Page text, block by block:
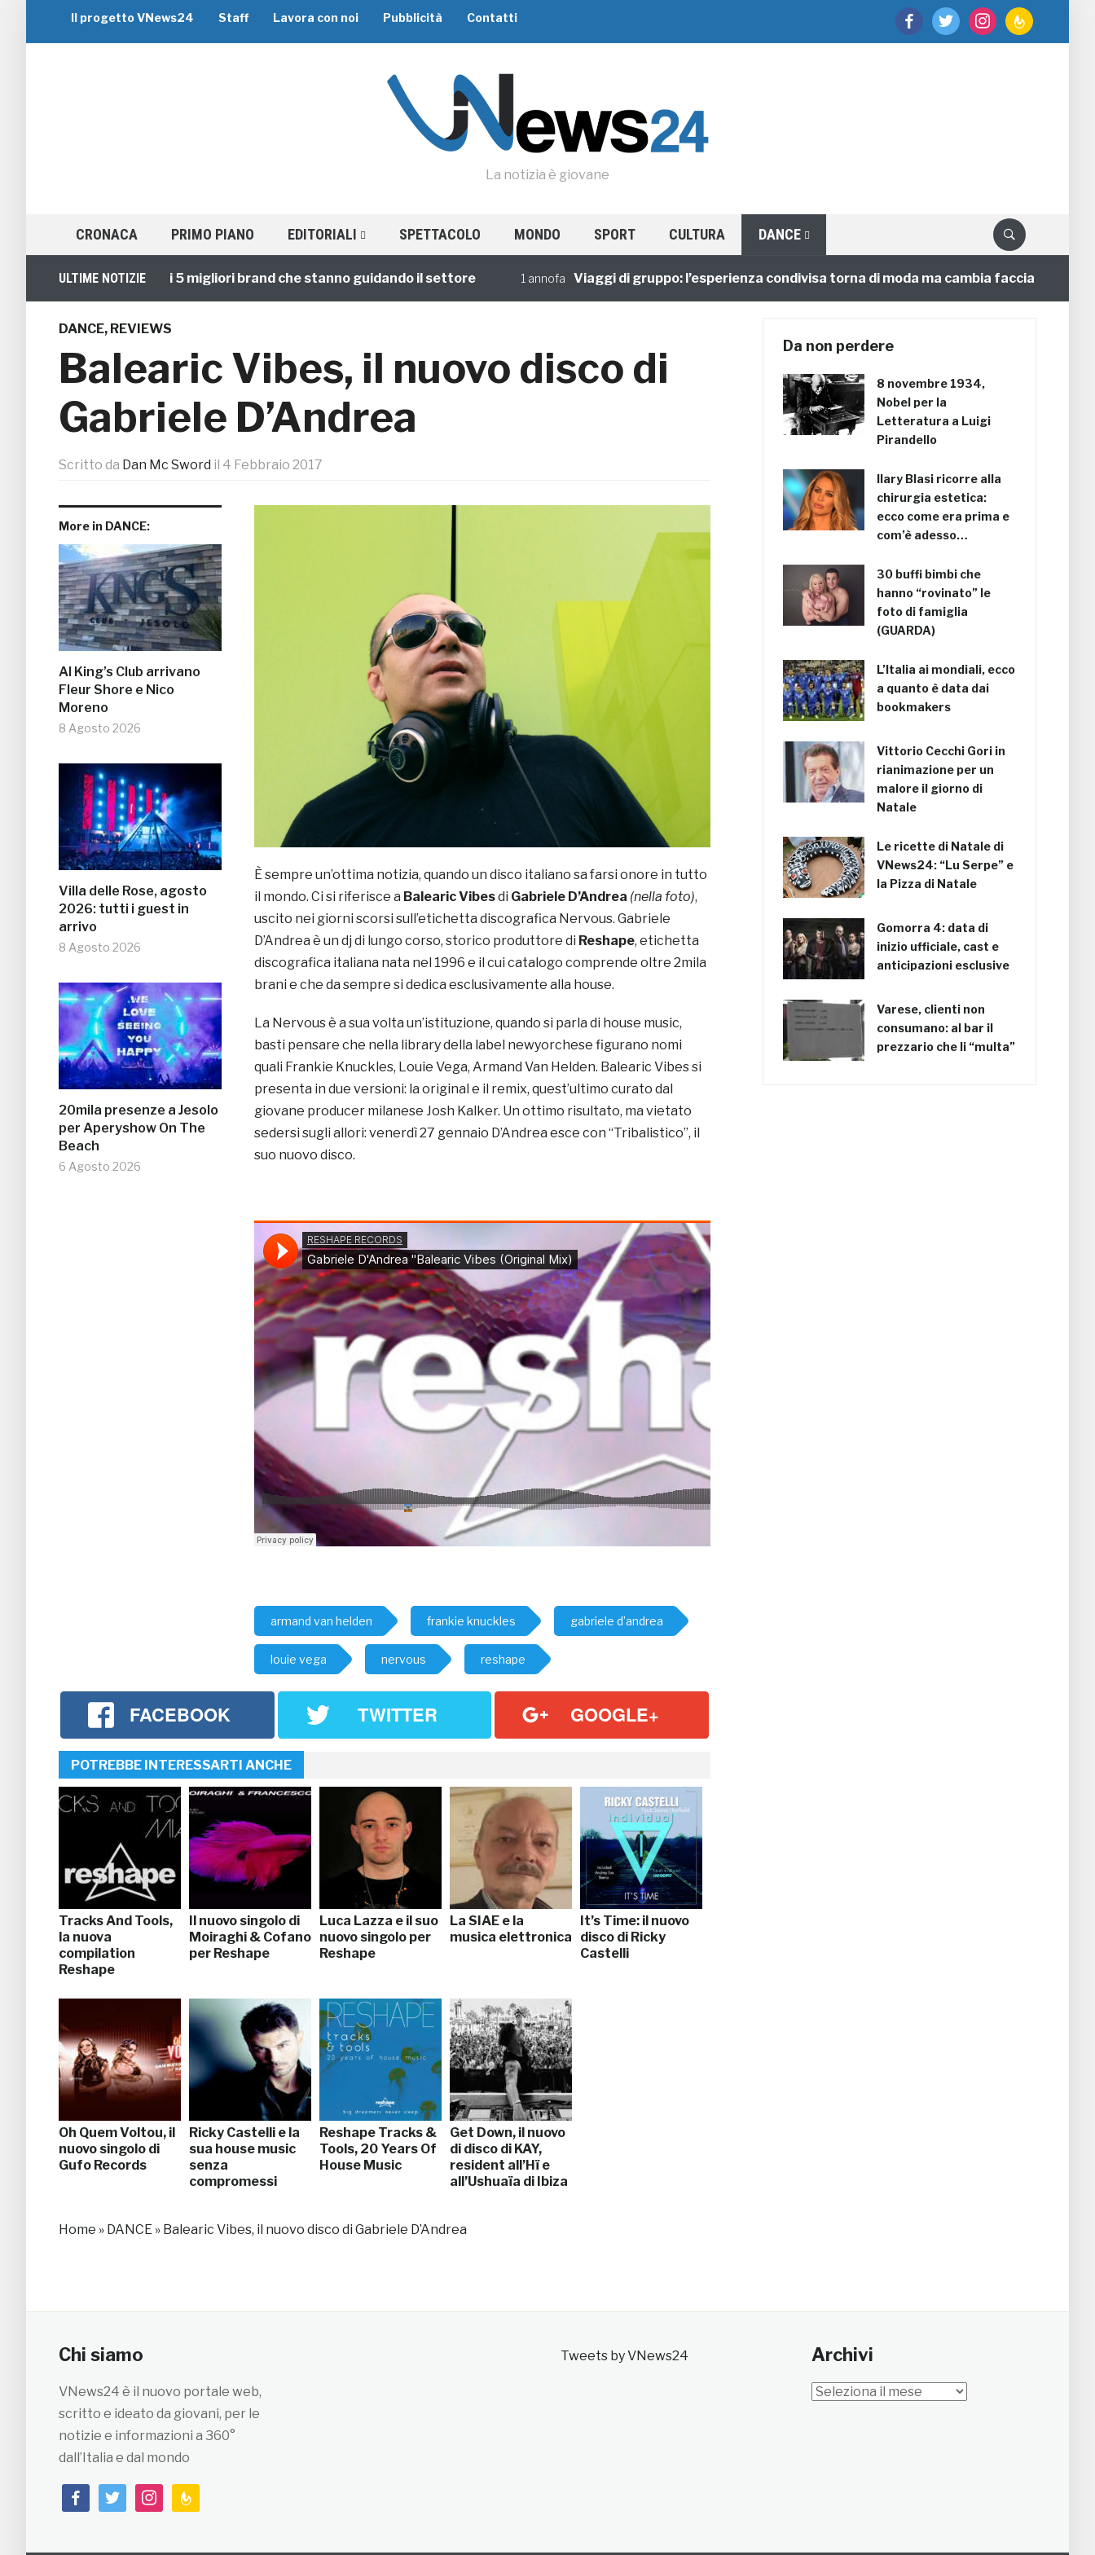
facebooktwitter instagramfeedburner
Il progetto VNews24 Staff Lavora con noi Pubblicità Contatti
La notizia è giovane
CRONACA PRIMO PIANO EDITORIALI SPETTACOLO MONDO SPORT CULTURA DANCE
ULTIME NOTIZIE
Viaggi di Gruppo: i 5 migliori brand che stanno guidando il settore 1 annofa Viaggi di gruppo: l’esperienza condivisa torna di moda ma cambia faccia
DANCE, REVIEWS
Balearic Vibes, il nuovo disco di
Gabriele D’Andrea
Scritto da Dan Mc Sword il 4 Febbraio 2017
More in DANCE:
Al King’s Club arrivano
Fleur Shore e Nico
Moreno
8 Agosto 2026
Villa delle Rose, agosto
2026: tutti i guest in
arrivo
8 Agosto 2026
20mila presenze a Jesolo
per Aperyshow On The
Beach
6 Agosto 2026
È sempre un’ottima notizia, quando un disco italiano sa farsi onore in tutto
il mondo. Ci si riferisce a Balearic Vibesdi Gabriele D’Andrea (nella foto),
uscito nei giorni scorsi sull’etichetta discografica Nervous. Gabriele
D’Andrea è un dj di lungo corso, storico produttore di Reshape, etichetta
discografica italiana nata nel 1996 e il cui catalogo comprende oltre 2mila
brani e che da sempre si dedica esclusivamente alla house.
La Nervous è a sua volta un’istituzione, quando si parla di house music,
basti pensare che nella library della label newyorchese figurano nomi
quali Frankie Knuckles, Louie Vega, Armand Van Helden. Balearic Vibes si
presenta in due versioni: la original e il remix, quest’ultimo curato dal
giovane producer milanese Josh Kalker. Un ottimo risultato, ma vietato
sedersi sugli allori: venerdì 27 gennaio D’Andrea esce con “Tribalistico”, il
suo nuovo disco.
armand van helden frankie knuckles gabriele d’andrea
louie vega nervous reshape
FACEBOOK TWITTER GOOGLE+
POTREBBE INTERESSARTI ANCHE
Tracks And Tools,
la nuova
compilation
Reshape
Il nuovo singolo di
Moiraghi & Cofano
per Reshape
Luca Lazza e il suo
nuovo singolo per
Reshape
La SIAE e la
musica elettronica
It’s Time: il nuovo
disco di Ricky
Castelli
Oh Quem Voltou, il
nuovo singolo di
Gufo Records
Ricky Castelli e la
sua house music
senza
compromessi
Reshape Tracks &
Tools, 20 Years Of
House Music
Get Down, il nuovo
di disco di KAY,
resident all’Hï e
all’Ushuaïa di Ibiza
Home » DANCE » Balearic Vibes, il nuovo disco di Gabriele D’Andrea
Da non perdere
8 novembre 1934,
Nobel per la
Letteratura a Luigi
Pirandello
Ilary Blasi ricorre alla
chirurgia estetica:
ecco come era prima e
com’è adesso…
30 buffi bimbi che
hanno “rovinato” le
foto di famiglia
(GUARDA)
L’Italia ai mondiali, ecco
a quanto è data dai
bookmakers
Vittorio Cecchi Gori in
rianimazione per un
malore il giorno di
Natale
Le ricette di Natale di
VNews24: “Lu Serpe” e
la Pizza di Natale
Gomorra 4: data di
inizio ufficiale, cast e
anticipazioni esclusive
Varese, clienti non
consumano: al bar il
prezzario che li “multa”
Chi siamo
VNews24 è il nuovo portale web,
scritto e ideato da giovani, per le
notizie e informazioni a 360°
dall’Italia e dal mondo
facebooktwitterinstagramfeedburner
Tweets by VNews24 Archivi
Archivi